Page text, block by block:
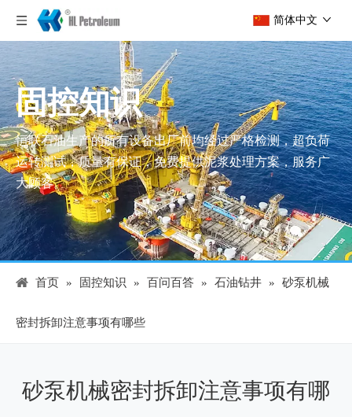
简体中文
固控知识
恒联石油生产的所有设备出厂前均经过严格检测，超负荷
运转测试，质量有保证，免费提供泥浆处理方案，服务广
大顾客。
首页 » 固控知识 » 百问百答 » 石油钻井 » 砂泵机械
密封拆卸注意事项有哪些
砂泵机械密封拆卸注意事项有哪